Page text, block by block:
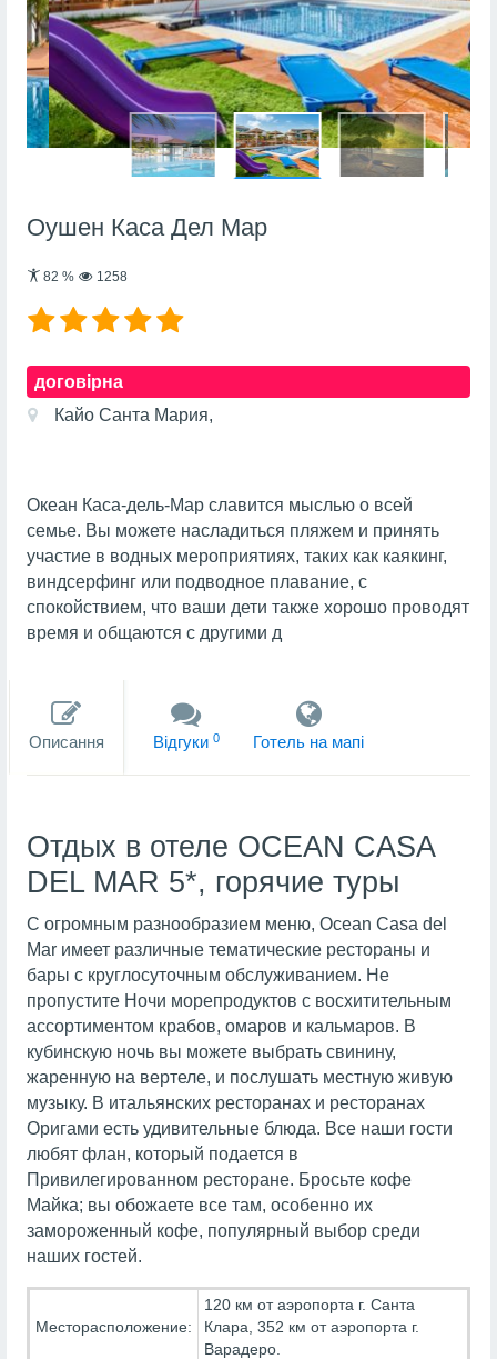
Оушен Каса Дел Мар
82 % 1258
договірна
Кайо Санта Мария,
Океан Каса-дель-Мар славится мыслью о всей
семье. Вы можете насладиться пляжем и принять
участие в водных мероприятиях, таких как каякинг,
виндсерфинг или подводное плавание, с
спокойствием, что ваши дети также хорошо проводят
время и общаются с другими д
Описання Вiдгуки 0 Готель на мапi
Отдых в отеле OCEAN CASA
DEL MAR 5*, горячие туры
С огромным разнообразием меню, Ocean Casa del
Mar имеет различные тематические рестораны и
бары с круглосуточным обслуживанием. Не
пропустите Ночи морепродуктов с восхитительным
ассортиментом крабов, омаров и кальмаров. В
кубинскую ночь вы можете выбрать свинину,
жаренную на вертеле, и послушать местную живую
музыку. В итальянских ресторанах и ресторанах
Оригами есть удивительные блюда. Все наши гости
любят флан, который подается в
Привилегированном ресторане. Бросьте кофе
Майка; вы обожаете все там, особенно их
замороженный кофе, популярный выбор среди
наших гостей.
Месторасположение:
120 км от аэропорта г. Санта
Клара, 352 км от аэропорта г.
Варадеро.